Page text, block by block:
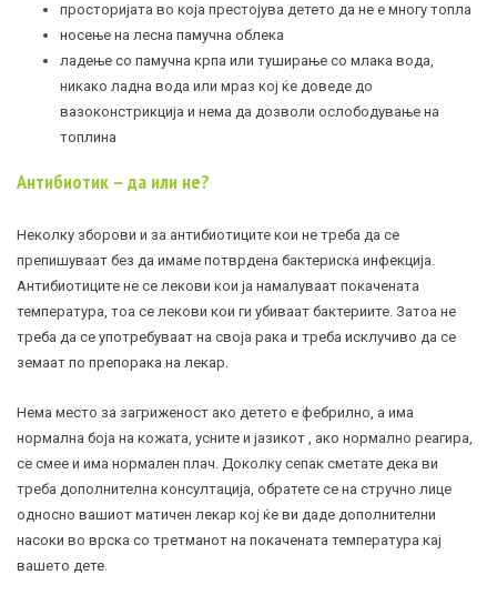
просторијата во која престојува детето да не е многу топла
носење на лесна памучна облека
ладење со памучна крпа или туширање со млака вода,
никако ладна вода или мраз кој ќе доведе до
вазоконстрикција и нема да дозволи ослободување на
топлина
Антибиотик – да или не?
Неколку зборови и за антибиотиците кои не треба да се
препишуваат без да имаме потврдена бактериска инфекција.
Антибиотиците не се лекови кои ја намалуваат покачената
температура, тоа се лекови кои ги убиваат бактериите. Затоа не
треба да се употребуваат на своја рака и треба исклучиво да се
земаат по препорака на лекар.
Нема место за загриженост ако детето е фебрилно, а има
нормална боја на кожата, усните и јазикот , ако нормално реагира,
се смее и има нормален плач. Доколку сепак сметате дека ви
треба дополнителна консултација, обратете се на стручно лице
односно вашиот матичен лекар кој ќе ви даде дополнителни
насоки во врска со третманот на покачената температура кај
вашето дете.